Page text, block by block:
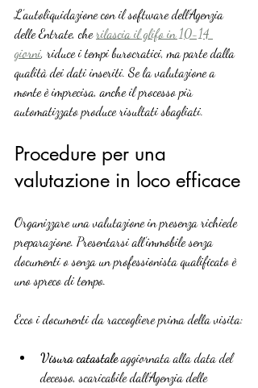
L’autoliquidazione con il software dell’Agenzia
delle Entrate, che rilascia il glifo in 10-14
giorni, riduce i tempi burocratici, ma parte dalla
qualità dei dati inseriti. Se la valutazione a
monte è imprecisa, anche il processo più
automatizzato produce risultati sbagliati.
Procedure per una
valutazione in loco efficace
Organizzare una valutazione in presenza richiede
preparazione. Presentarsi all’immobile senza
documenti o senza un professionista qualificato è
uno spreco di tempo.
Ecco i documenti da raccogliere prima della visita:
Visura catastale aggiornata alla data del
decesso, scaricabile dall’Agenzia delle